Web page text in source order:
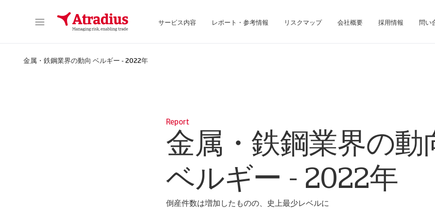
サービス内容 レポート・参考情報 リスクマップ 会社概要 採用情報 問い
金属・鉄鋼業界の動向 ベルギー - 2022年
Report
金属・鉄鋼業界の動
ベルギー - 2022年
倒産件数は増加したものの、史上最少レベルに